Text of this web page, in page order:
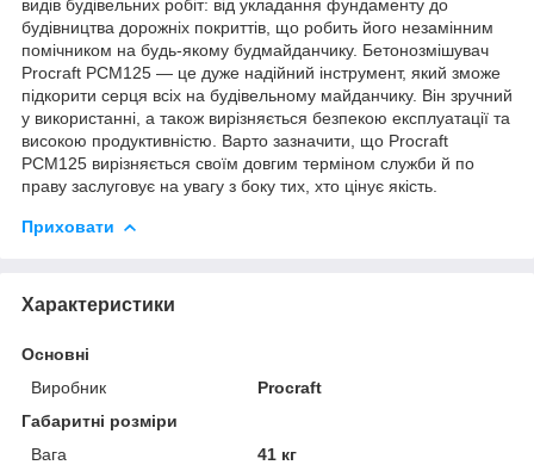
видів будівельних робіт: від укладання фундаменту до
будівництва дорожніх покриттів, що робить його незамінним
помічником на будь-якому будмайданчику. Бетонозмішувач
Procraft PCM125 — це дуже надійний інструмент, який зможе
підкорити серця всіх на будівельному майданчику. Він зручний
у використанні, а також вирізняється безпекою експлуатації та
високою продуктивністю. Варто зазначити, що Procraft
PCM125 вирізняється своїм довгим терміном служби й по
праву заслуговує на увагу з боку тих, хто цінує якість.
Приховати
Характеристики
Основні
Виробник
Procraft
Габаритні розміри
Вага
41 кг